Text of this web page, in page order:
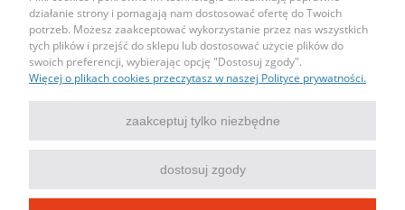
Moje konto
Informacje
Kontakt
tel: 690443043
mail: sklep@igniazdka.pl
działanie strony i pomagają nam dostosować ofertę do Twoich
potrzeb. Możesz zaakceptować wykorzystanie przez nas wszystkich
tych plików i przejść do sklepu lub dostosować użycie plików do
swoich preferencji, wybierając opcję "Dostosuj zgody".
Więcej o plikach cookies przeczytasz w naszej Polityce prywatności.
zaakceptuj tylko niezbędne
dostosuj zgody